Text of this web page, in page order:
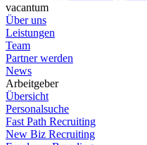
vacantum
Über uns
Leistungen
Team
Partner werden
News
Arbeitgeber
Übersicht
Personalsuche
Fast Path Recruiting
New Biz Recruiting